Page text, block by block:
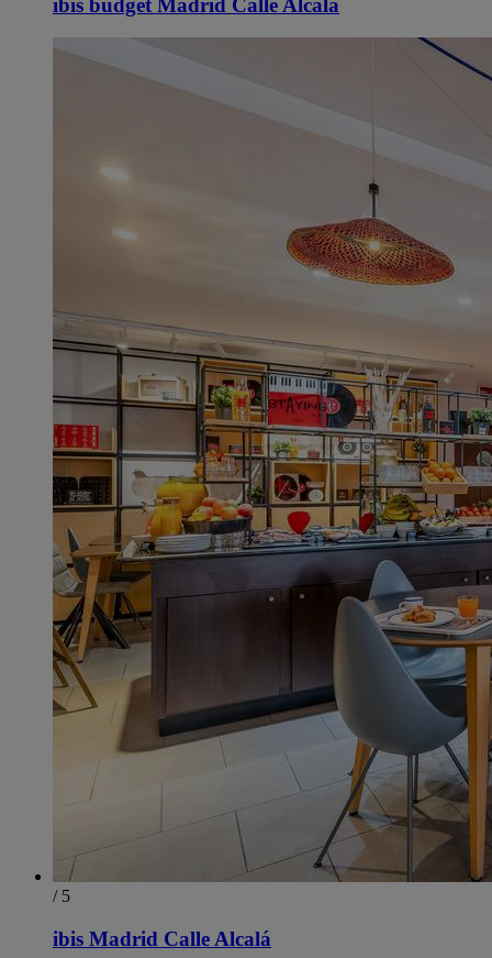
ibis budget Madrid Calle Alcalá
/ 5
ibis Madrid Calle Alcalá